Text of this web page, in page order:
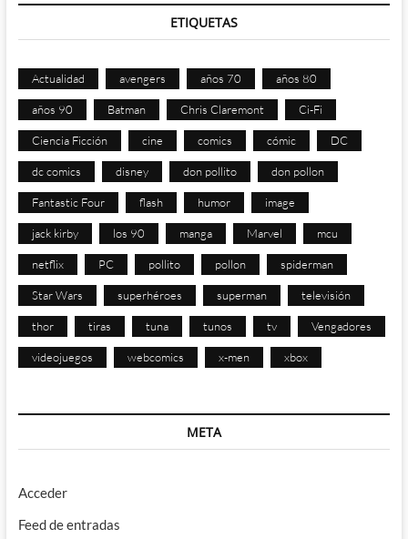
ETIQUETAS
Actualidad avengers años 70 años 80
años 90 Batman Chris Claremont Ci-Fi
Ciencia Ficción cine comics cómic DC
dc comics disney don pollito don pollon
Fantastic Four flash humor image
jack kirby los 90 manga Marvel mcu
netflix PC pollito pollon spiderman
Star Wars superhéroes superman televisión
thor tiras tuna tunos tv Vengadores
videojuegos webcomics x-men xbox
META
Acceder
Feed de entradas